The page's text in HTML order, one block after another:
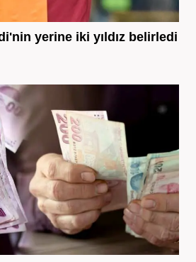
yerine iki yıldız belirledi